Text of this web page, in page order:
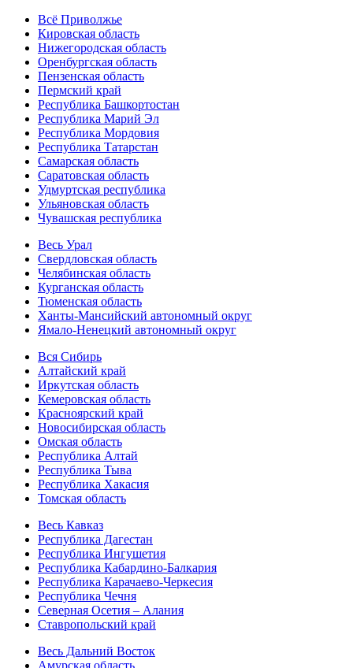
Всё Приволжье
Кировская область
Нижегородская область
Оренбургская область
Пензенская область
Пермский край
Республика Башкортостан
Республика Марий Эл
Республика Мордовия
Республика Татарстан
Самарская область
Саратовская область
Удмуртская республика
Ульяновская область
Чувашская республика
Весь Урал
Свердловская область
Челябинская область
Курганская область
Тюменская область
Ханты-Мансийский автономный округ
Ямало-Ненецкий автономный округ
Вся Сибирь
Алтайский край
Иркутская область
Кемеровская область
Красноярский край
Новосибирская область
Омская область
Республика Алтай
Республика Тыва
Республика Хакасия
Томская область
Весь Кавказ
Республика Дагестан
Республика Ингушетия
Республика Кабардино-Балкария
Республика Карачаево-Черкесия
Республика Чечня
Северная Осетия – Алания
Ставропольский край
Весь Дальний Восток
Амурская область